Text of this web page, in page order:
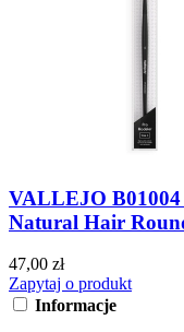
VALLEJO B01004
Natural Hair
47,00 zł
Zapytaj o produkt
Informacje